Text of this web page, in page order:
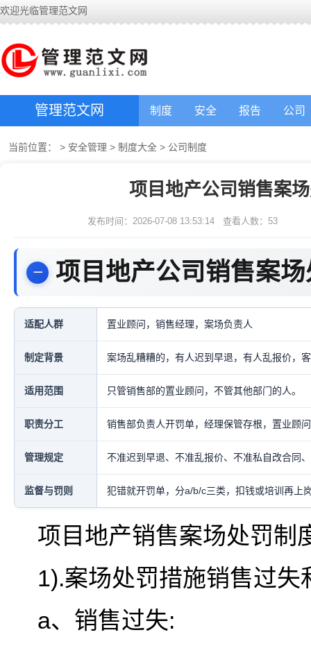
欢迎光临管理范文网
管理范文网 制度 安全 报告 公司
当前位置： > 安全管理 > 制度大全 > 公司制度
项目地产公司销售案
发布时间：2026-07-08 13:53:14 查看人数： 53
项目地产公司销售案
适配人群 置业顾问，销售经理，案场负责人
制定背景 案场乱糟糟的，有人迟到早退，有人乱报价，
适用范围 只管销售部的置业顾问，不管其他部门的人。
职责分工 销售部负责人开罚单，经理保管存根，置业顾
管理规定 不准迟到早退、不准乱报价、不准私自改合同
监督与罚则 犯错就开罚单，分a/b/c三类，扣钱或培训再上
项目地产销售案场处罚制
1).案场处罚措施销售过失
a、销售过失: